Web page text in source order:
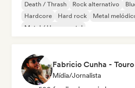
Death / Thrash Rock alternativo
Hardcore
Hard rock
Metal
Metal / Heavy metal
Fabricio Cunha -
Mídia/Jornalista